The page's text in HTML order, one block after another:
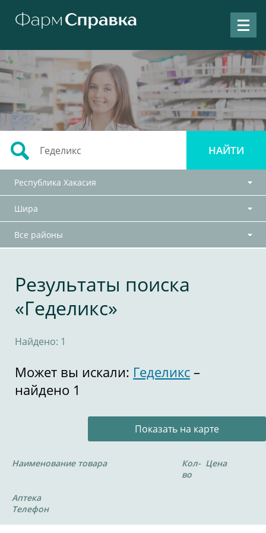
Республика Хакасия
Шира
Все районы
Результаты поиска
«Геделикс»
Найдено: 1
Может вы искали: Геделикс –
найдено 1
Показать на карте
Наименование товара
Кол-
во
Цена
Аптека
Телефон